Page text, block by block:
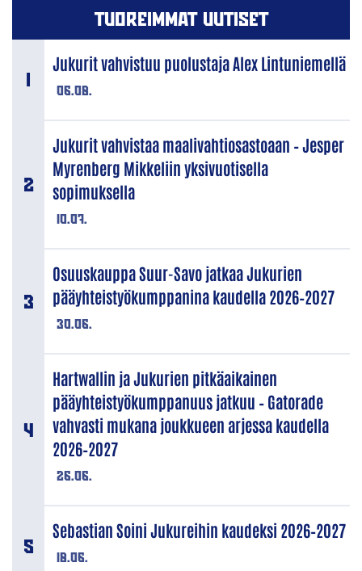
TUOREIMMAT UUTISET
06.08.
Jukurit vahvistuu puolustaja Alex Lintuniemellä
10.07.
Jukurit vahvistaa maalivahtiosastoaan – Jesper
Myrenberg Mikkeliin yksivuotisella
sopimuksella
30.06.
Osuuskauppa Suur-Savo jatkaa Jukurien
pääyhteistyökumppanina kaudella 2026–2027
26.06.
Hartwallin ja Jukurien pitkäaikainen
pääyhteistyökumppanuus jatkuu – Gatorade
vahvasti mukana joukkueen arjessa kaudella
2026–2027
18.06.
Sebastian Soini Jukureihin kaudeksi 2026–2027